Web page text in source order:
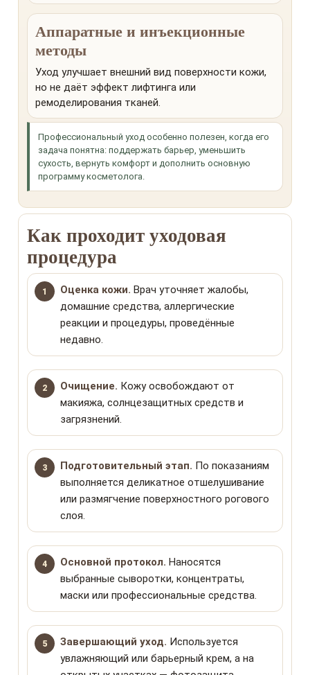
Аппаратные и инъекционные
методы
Уход улучшает внешний вид поверхности кожи,
но не даёт эффект лифтинга или
ремоделирования тканей.
Профессиональный уход особенно полезен, когда его
задача понятна: поддержать барьер, уменьшить
сухость, вернуть комфорт и дополнить основную
программу косметолога.
Как проходит уходовая
процедура
Оценка кожи. Врач уточняет жалобы,
домашние средства, аллергические
реакции и процедуры, проведённые
недавно.
Очищение. Кожу освобождают от
макияжа, солнцезащитных средств и
загрязнений.
Подготовительный этап. По показаниям
выполняется деликатное отшелушивание
или размягчение поверхностного рогового
слоя.
Основной протокол. Наносятся
выбранные сыворотки, концентраты,
маски или профессиональные средства.
Завершающий уход. Используется
увлажняющий или барьерный крем, а на